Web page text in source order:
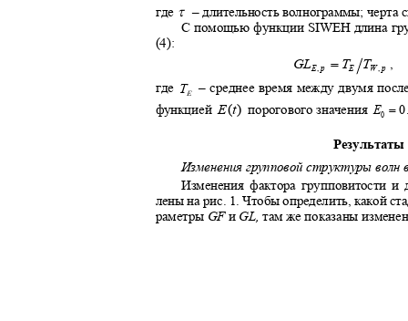
гдеτ –длительность волнограммы; черта
С помощью функции SIWEH длина
(4):
GLE ,p = TE TW ,p
где –среднее время между двумя
TE
функцией порогового значения
E(t) E0=
Изменения групповой структуры
Изменения фактора групповитости
лены на рис. 1. Чтобы определить, какой
раметры GFи GL,там же показаны